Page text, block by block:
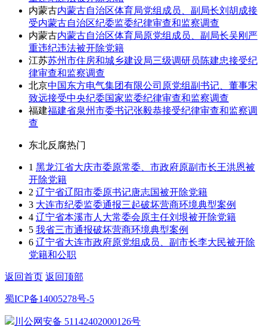
内蒙古内蒙古自治区体育局党组成员、副局长刘胡成接
受内蒙古自治区纪委监委纪律审查和监察调查
内蒙古内蒙古自治区体育局原党组成员、副局长吴刚严
重违纪违法被开除党籍
江苏苏州市住房和城乡建设局三级调研员陈建忠接受纪
律审查和监察调查
北京中国东方电气集团有限公司原党组副书记、董事宋
致远接受中央纪委国家监委纪律审查和监察调查
福建福建省泉州市委书记张毅恭接受纪律审查和监察调
查
东北反腐热门
1 黑龙江省大庆市委原常委、市政府原副市长王洪恩被
开除党籍
2 辽宁省辽阳市委原书记唐志国被开除党籍
3 大连市纪委监委通报三起破坏营商环境典型案例
4 辽宁省本溪市人大常委会原主任刘垠被开除党籍
5 我省三市通报破坏营商环境典型案例
6 辽宁省大连市政府原党组成员、副市长李大民被开除
党籍和公职
返回首页 返回顶部
蜀ICP备14005278号-5
川公网安备 51142402000126号